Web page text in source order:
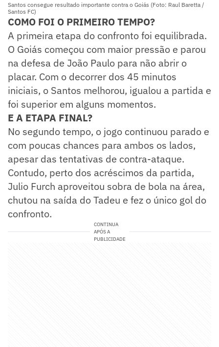
Santos consegue resultado importante contra o Goiás (Foto: Raul Baretta /
Santos FC)
COMO FOI O PRIMEIRO TEMPO?
A primeira etapa do confronto foi equilibrada.
O Goiás começou com maior pressão e parou
na defesa de João Paulo para não abrir o
placar. Com o decorrer dos 45 minutos
iniciais, o Santos melhorou, igualou a partida e
foi superior em alguns momentos.
E A ETAPA FINAL?
No segundo tempo, o jogo continuou parado e
com poucas chances para ambos os lados,
apesar das tentativas de contra-ataque.
Contudo, perto dos acréscimos da partida,
Julio Furch aproveitou sobra de bola na área,
chutou na saída do Tadeu e fez o único gol do
confronto.
CONTINUA
APÓS A
PUBLICIDADE